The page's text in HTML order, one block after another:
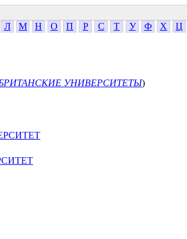
Л М Н О П Р С Т У Ф Х Ц
УНИВЕРСИТЕТЫ)